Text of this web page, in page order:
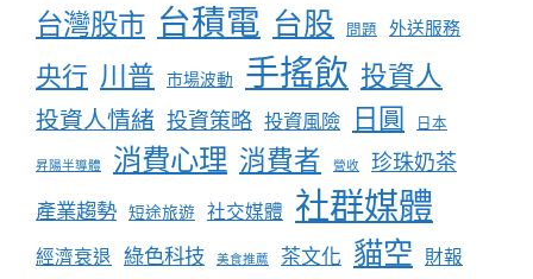
台灣股市 台積電 台股 問題 外送服務
央行 川普 市場波動 手搖飲 投資人
投資人情緒 投資策略 投資風險 日圓 日本
昇陽半導體 消費心理 消費者 營收
珍珠奶茶
產業趨勢
短途旅遊 社交媒體 社群媒體
經濟衰退 綠色科技 美食推薦 茶文化 貓空 財報